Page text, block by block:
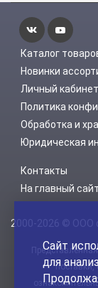
Каталог
Новинки
Личный кабинет
Политика
Обработка и
Юридическая
Контакты
На главный сайт
2000-2026 © ООО
поставки,
Сайт
для